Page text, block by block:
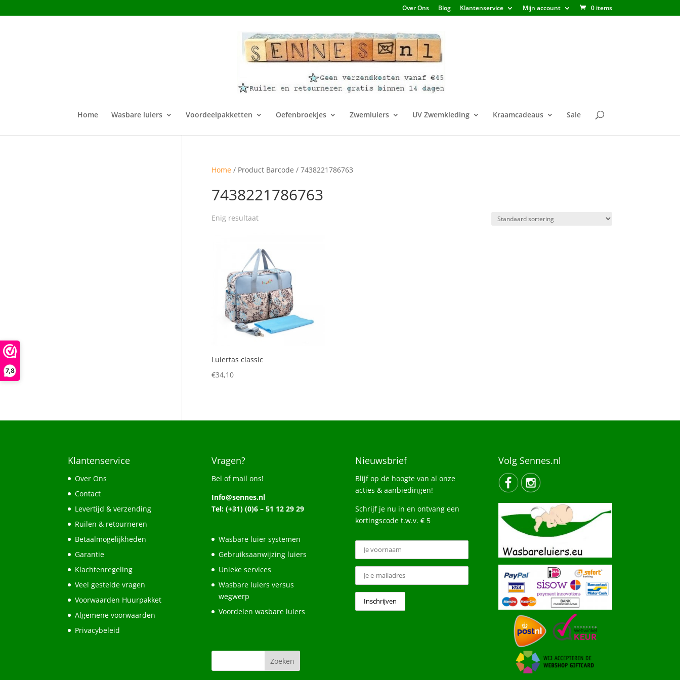
7,8
Over Ons Blog Klantenservice Mijn account 0 items
Home Wasbare luiers Voordeelpakketten Oefenbroekjes Zwemluiers UV Zwemkleding Kraamcadeaus Sale
Home/ Product Barcode / 7438221786763
7438221786763
Enig resultaat
Luiertas classic
€34,10
Klantenservice
Over Ons
Contact
Levertijd & verzending
Ruilen & retourneren
Betaalmogelijkheden
Garantie
Klachtenregeling
Veel gestelde vragen
Voorwaarden Huurpakket
Algemene voorwaarden
Privacybeleid
Vragen?
Bel of mail ons!
Info@sennes.nl
Tel: (+31) (0)6 – 51 12 29 29
Wasbare luier systemen
Gebruiksaanwijzing luiers
Unieke services
Wasbare luiers versus
wegwerp
Voordelen wasbare luiers
Nieuwsbrief
Blijf op de hoogte van al onze
acties & aanbiedingen!
Schrijf je nu in en ontvang een
kortingscode t.w.v. € 5
Volg Sennes.nl